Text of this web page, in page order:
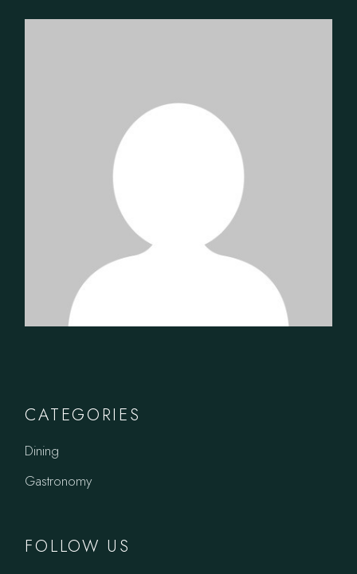
CATEGORIES
Dining
Gastronomy
FOLLOW US